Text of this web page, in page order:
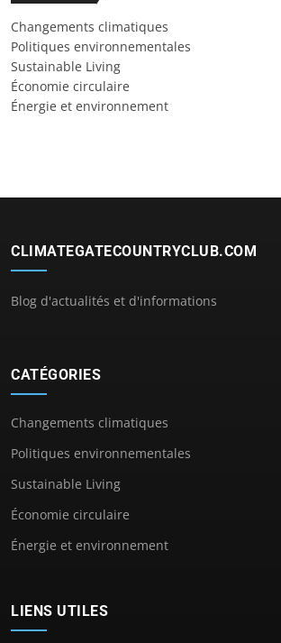
Changements climatiques
Politiques environnementales
Sustainable Living
Économie circulaire
Énergie et environnement
CLIMATEGATECOUNTRYCLUB.COM
Blog d'actualités et d'informations
CATÉGORIES
Changements climatiques
Politiques environnementales
Sustainable Living
Économie circulaire
Énergie et environnement
LIENS UTILES